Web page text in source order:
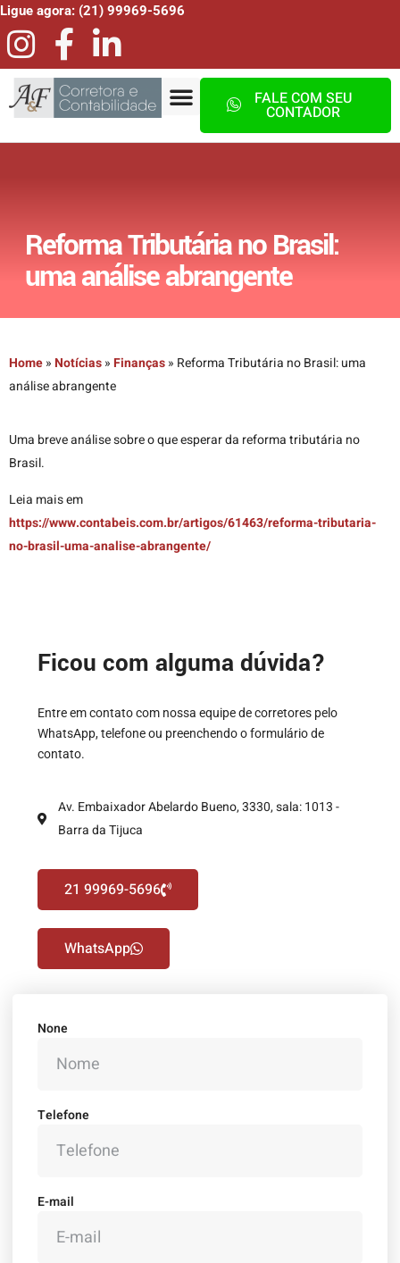
Ligue agora: (21) 99969-5696
FALE COM SEU
CONTADOR
Reforma Tributária no Brasil:
uma análise abrangente
Home»Notícias»Finanças» Reforma Tributária no Brasil: uma
análise abrangente
Uma breve análise sobre o que esperar da reforma tributária no
Brasil.
Leia mais em
https://www.contabeis.com.br/artigos/61463/reforma-tributaria-
no-brasil-uma-analise-abrangente/
Ficou com alguma dúvida?
Entre em contato com nossa equipe de corretores pelo
WhatsApp, telefone ou preenchendo o formulário de
contato.
Av. Embaixador Abelardo Bueno, 3330, sala: 1013 -
Barra da Tijuca
21 99969-5696
WhatsApp
None
Telefone
E-mail